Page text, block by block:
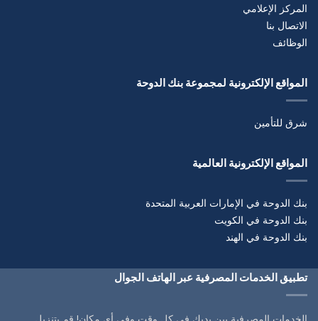
المركز الإعلامي
الاتصال بنا
الوظائف
المواقع الإلكترونية لمجموعة بنك الدوحة
شرق للتأمين
المواقع الإلكترونية العالمية
بنك الدوحة في الإمارات العربية المتحدة
بنك الدوحة في الكويت
بنك الدوحة في الهند
تطبيق الخدمات المصرفية عبر الهاتف الجوال
الخدمات المصرفية بين يديك في كل وقت وفي أي مكان! قم بتنزيل